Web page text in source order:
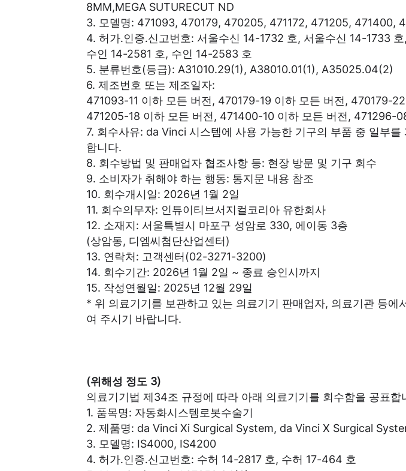
8MM,MEGA SUTURECUT ND
3. 모델명: 471093, 470179, 470205, 471172, 471205, 471400,
4. 허가․인증․신고번호: 서울수신 14-1732 호, 서울수신 14-1733 호,
수인 14-2581 호, 수인 14-2583 호
5. 분류번호(등급): A31010.29(1), A38010.01(1), A35025.04(2)
6. 제조번호 또는 제조일자:
471093-11 이하 모든 버전, 470179-19 이하 모든 버전, 470179-
471205-18 이하 모든 버전, 471400-10 이하 모든 버전, 471296-
7. 회수사유: da Vinci 시스템에 사용 가능한 기구의 부품 중 일부
합니다.
8. 회수방법 및 판매업자 협조사항 등: 현장 방문 및 기구 회수
9. 소비자가 취해야 하는 행동: 통지문 내용 참조
10. 회수개시일: 2026년 1월 2일
11. 회수의무자: 인튜이티브서지컬코리아 유한회사
12. 소재지: 서울특별시 마포구 성암로 330, 에이동 3층
(상암동, 디엠씨첨단산업센터)
13. 연락처: 고객센터(02-3271-3200)
14. 회수기간: 2026년 1월 2일 ~ 종료 승인시까지
15. 작성연월일: 2025년 12월 29일
* 위 의료기기를 보관하고 있는 의료기기 판매업자, 의료기관 등
여 주시기 바랍니다.
(위해성 정도 3)
의료기기법 제34조 규정에 따라 아래 의료기기를 회수함을 공표합
1. 품목명: 자동화시스템로봇수술기
2. 제품명: da Vinci Xi Surgical System, da Vinci X Surgical
3. 모델명: IS4000, IS4200
4. 허가․인증․신고번호: 수허 14-2817 호, 수허 17-464 호